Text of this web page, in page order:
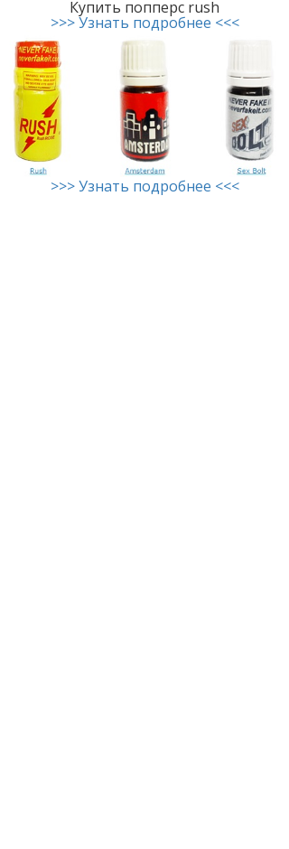
Купить попперс rush
>>> Узнать подробнее <<<
>>> Узнать подробнее <<<